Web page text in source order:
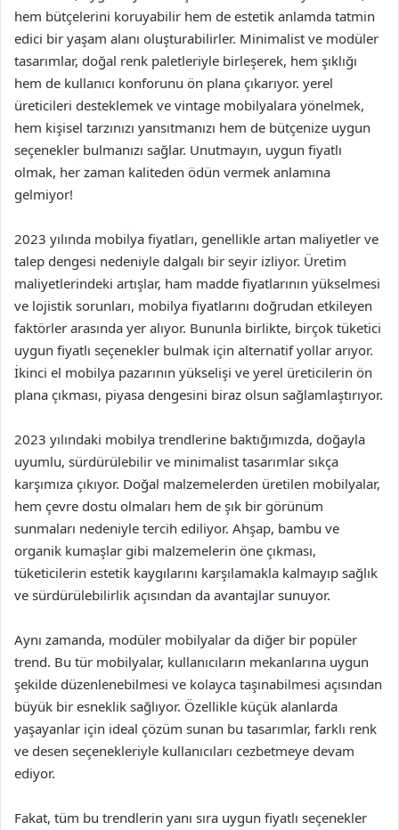
hem bütçelerini koruyabilir hem de estetik anlamda tatmin
edici bir yaşam alanı oluşturabilirler. Minimalist ve modüler
tasarımlar, doğal renk paletleriyle birleşerek, hem şıklığı
hem de kullanıcı konforunu ön plana çıkarıyor. yerel
üreticileri desteklemek ve vintage mobilyalara yönelmek,
hem kişisel tarzınızı yansıtmanızı hem de bütçenize uygun
seçenekler bulmanızı sağlar. Unutmayın, uygun fiyatlı
olmak, her zaman kaliteden ödün vermek anlamına
gelmiyor!
2023 yılında mobilya fiyatları, genellikle artan maliyetler ve
talep dengesi nedeniyle dalgalı bir seyir izliyor. Üretim
maliyetlerindeki artışlar, ham madde fiyatlarının yükselmesi
ve lojistik sorunları, mobilya fiyatlarını doğrudan etkileyen
faktörler arasında yer alıyor. Bununla birlikte, birçok tüketici
uygun fiyatlı seçenekler bulmak için alternatif yollar arıyor.
İkinci el mobilya pazarının yükselişi ve yerel üreticilerin ön
plana çıkması, piyasa dengesini biraz olsun sağlamlaştırıyor.
2023 yılındaki mobilya trendlerine baktığımızda, doğayla
uyumlu, sürdürülebilir ve minimalist tasarımlar sıkça
karşımıza çıkıyor. Doğal malzemelerden üretilen mobilyalar,
hem çevre dostu olmaları hem de şık bir görünüm
sunmaları nedeniyle tercih ediliyor. Ahşap, bambu ve
organik kumaşlar gibi malzemelerin öne çıkması,
tüketicilerin estetik kaygılarını karşılamakla kalmayıp sağlık
ve sürdürülebilirlik açısından da avantajlar sunuyor.
Aynı zamanda, modüler mobilyalar da diğer bir popüler
trend. Bu tür mobilyalar, kullanıcıların mekanlarına uygun
şekilde düzenlenebilmesi ve kolayca taşınabilmesi açısından
büyük bir esneklik sağlıyor. Özellikle küçük alanlarda
yaşayanlar için ideal çözüm sunan bu tasarımlar, farklı renk
ve desen seçenekleriyle kullanıcıları cezbetmeye devam
ediyor.
Fakat, tüm bu trendlerin yanı sıra uygun fiyatlı seçenekler